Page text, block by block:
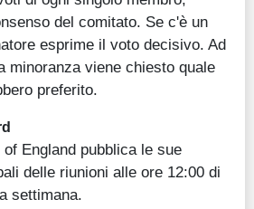
del comitato. Se c'è un
esprime il voto decisivo. Ad
minoranza viene chiesto quale
preferito.
England pubblica le sue
delle riunioni alle ore 12:00 di
settimana.